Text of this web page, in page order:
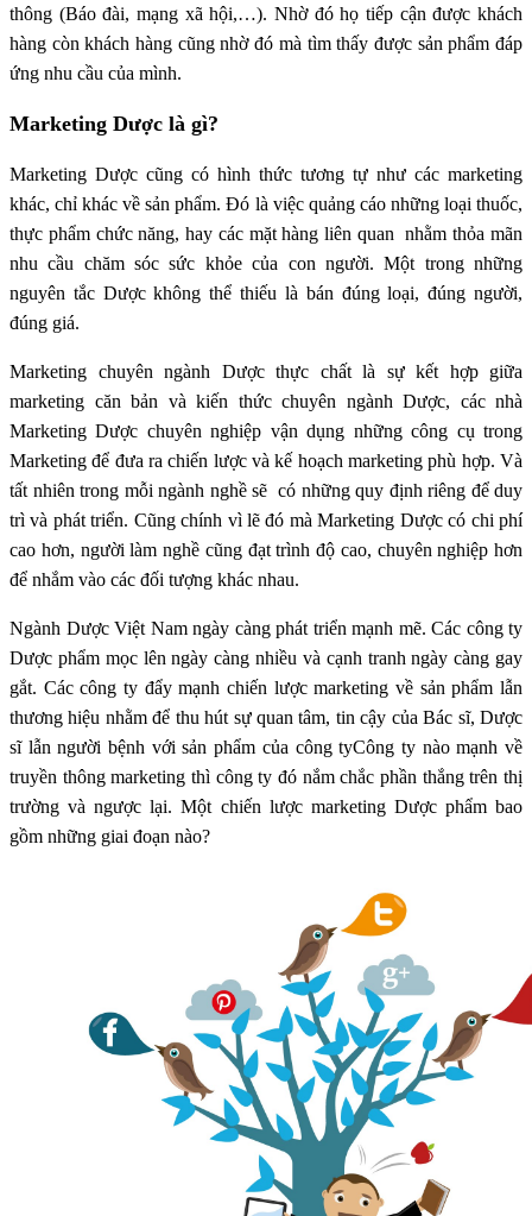
thông (Báo đài, mạng xã hội,…). Nhờ đó họ tiếp cận được khách
hàng còn khách hàng cũng nhờ đó mà tìm thấy được sản phẩm đáp
ứng nhu cầu của mình.
Marketing Dược là gì?
Marketing Dược cũng có hình thức tương tự như các marketing
khác, chỉ khác về sản phẩm. Đó là việc quảng cáo những loại thuốc,
thực phẩm chức năng, hay các mặt hàng liên quan nhằm thỏa mãn
nhu cầu chăm sóc sức khỏe của con người. Một trong những
nguyên tắc Dược không thể thiếu là bán đúng loại, đúng người,
đúng giá.
Marketing chuyên ngành Dược thực chất là sự kết hợp giữa
marketing căn bản và kiến thức chuyên ngành Dược, các nhà
Marketing Dược chuyên nghiệp vận dụng những công cụ trong
Marketing để đưa ra chiến lược và kế hoạch marketing phù hợp. Và
tất nhiên trong mỗi ngành nghề sẽ có những quy định riêng để duy
trì và phát triển. Cũng chính vì lẽ đó mà Marketing Dược có chi phí
cao hơn, người làm nghề cũng đạt trình độ cao, chuyên nghiệp hơn
để nhắm vào các đối tượng khác nhau.
Ngành Dược Việt Nam ngày càng phát triển mạnh mẽ. Các công ty
Dược phẩm mọc lên ngày càng nhiều và cạnh tranh ngày càng gay
gắt. Các công ty đẩy mạnh chiến lược marketing về sản phẩm lẫn
thương hiệu nhằm để thu hút sự quan tâm, tin cậy của Bác sĩ, Dược
sĩ lẫn người bệnh với sản phẩm của công tyCông ty nào mạnh về
truyền thông marketing thì công ty đó nắm chắc phần thắng trên thị
trường và ngược lại. Một chiến lược marketing Dược phẩm bao
gồm những giai đoạn nào?